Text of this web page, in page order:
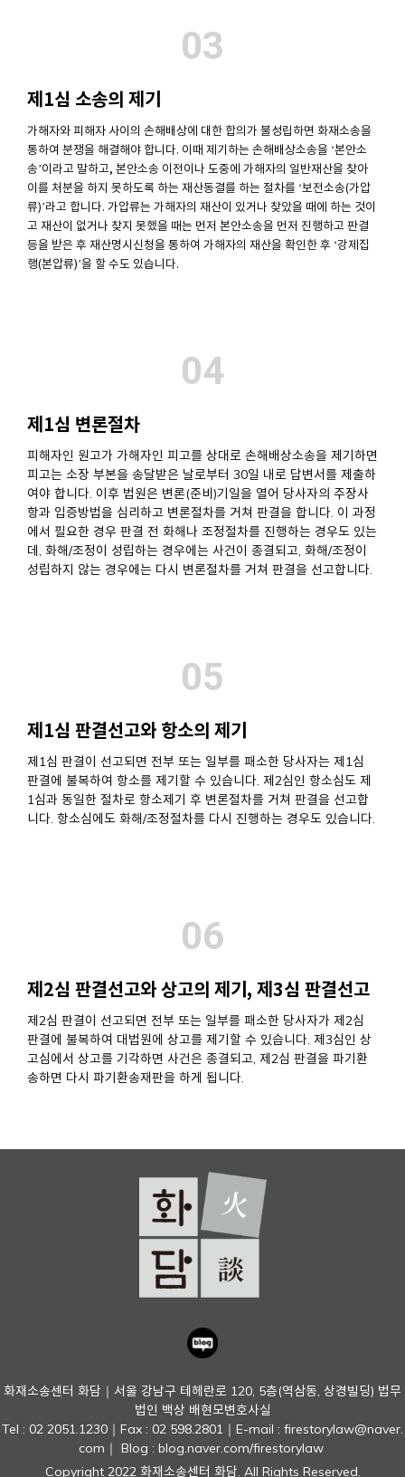
03
제1심 소송의 제기
가해자와 피해자 사이의 손해배상에 대한 합의가 불성립하면 화재소송을
통하여 분쟁을 해결해야 합니다. 이때 제기하는 손해배상소송을 ‘본안소
송’이라고 말하고, 본안소송 이전이나 도중에 가해자의 일반재산을 찾아
이를 처분을 하지 못하도록 하는 재산동결를 하는 절차를 ‘보전소송(가압
류)’라고 합니다. 가압류는 가해자의 재산이 있거나 찾았을 때에 하는 것이
고 재산이 없거나 찾지 못했을 때는 먼저 본안소송을 먼저 진행하고 판결
등을 받은 후 재산명시신청을 통하여 가해자의 재산을 확인한 후 ‘강제집
행(본압류)’을 할 수도 있습니다.
04
제1심 변론절차
피해자인 원고가 가해자인 피고를 상대로 손해배상소송을 제기하면
피고는 소장 부본을 송달받은 날로부터 30일 내로 답변서를 제출하
여야 합니다. 이후 법원은 변론(준비)기일을 열어 당사자의 주장사
항과 입증방법을 심리하고 변론절차를 거쳐 판결을 합니다. 이 과정
에서 필요한 경우 판결 전 화해나 조정절차를 진행하는 경우도 있는
데, 화해/조정이 성립하는 경우에는 사건이 종결되고, 화해/조정이
성립하지 않는 경우에는 다시 변론절차를 거쳐 판결을 선고합니다.
05
제1심 판결선고와 항소의 제기
제1심 판결이 선고되면 전부 또는 일부를 패소한 당사자는 제1심
판결에 불복하여 항소를 제기할 수 있습니다. 제2심인 항소심도 제
1심과 동일한 절차로 항소제기 후 변론절차를 거쳐 판결을 선고합
니다. 항소심에도 화해/조정절차를 다시 진행하는 경우도 있습니다.
06
제2심 판결선고와 상고의 제기, 제3심 판결선고
제2심 판결이 선고되면 전부 또는 일부를 패소한 당사자가 제2심
판결에 불복하여 대법원에 상고를 제기할 수 있습니다. 제3심인 상
고심에서 상고를 기각하면 사건은 종결되고, 제2심 판결을 파기환
송하면 다시 파기환송재판을 하게 됩니다.
화재소송센터 화담｜서울 강남구 테헤란로 120, 5층(역삼동, 상경빌딩) 법무
법인 백상 배현모변호사실
Tel : 02 2051.1230｜Fax : 02 598.2801｜E-mail : firestorylaw@naver.
com ｜ Blog : blog.naver.com/firestorylaw
Copyright 2022 화재소송센터 화담. All Rights Reserved.